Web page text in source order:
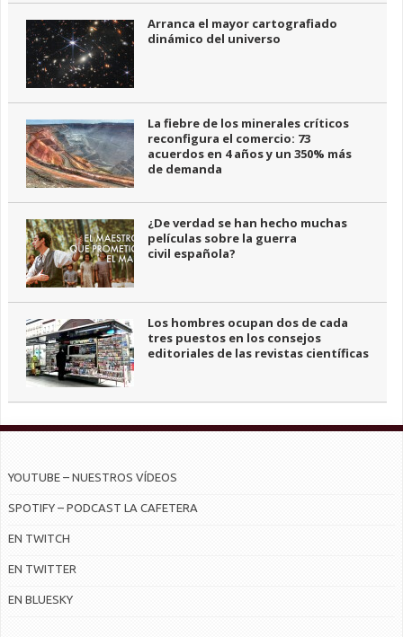
Arranca el mayor cartografiado
dinámico del universo
La fiebre de los minerales críticos
reconfigura el comercio: 73
acuerdos en 4 años y un 350% más
de demanda
¿De verdad se han hecho muchas
películas sobre la guerra
civil española?
Los hombres ocupan dos de cada
tres puestos en los consejos
editoriales de las revistas científicas
YOUTUBE – NUESTROS VÍDEOS
SPOTIFY – PODCAST LA CAFETERA
EN TWITCH
EN TWITTER
EN BLUESKY